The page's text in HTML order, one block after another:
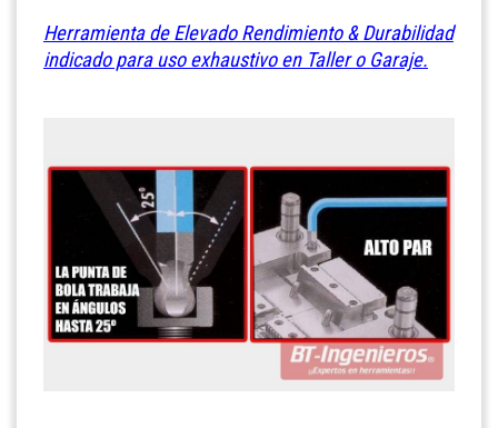
Herramienta de Elevado Rendimiento & Durabilidad
indicado para uso exhaustivo en Taller o Garaje.